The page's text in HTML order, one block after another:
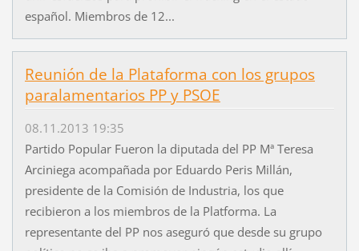
español. Miembros de 12...
Reunión de la Plataforma con los grupos
paralamentarios PP y PSOE
08.11.2013 19:35
Partido Popular Fueron la diputada del PP Mª Teresa
Arciniega acompañada por Eduardo Peris Millán,
presidente de la Comisión de Industria, los que
recibieron a los miembros de la Platforma. La
representante del PP nos aseguró que desde su grupo